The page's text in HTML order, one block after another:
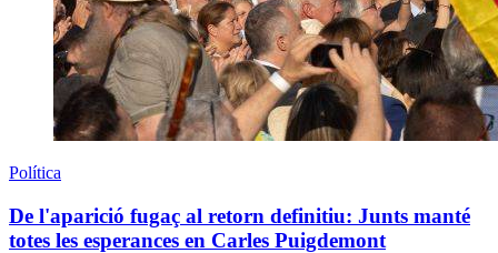
Política
De l'aparició fugaç al retorn definitiu: Junts manté
totes les esperances en Carles Puigdemont